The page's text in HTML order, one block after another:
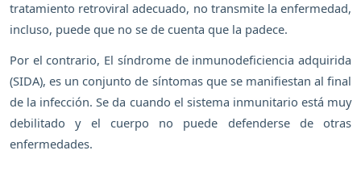
tratamiento retroviral adecuado, no transmite la enfermedad,
incluso, puede que no se de cuenta que la padece.
Por el contrario, El síndrome de inmunodeficiencia adquirida
(SIDA), es un conjunto de síntomas que se manifiestan al final
de la infección. Se da cuando el sistema inmunitario está muy
debilitado y el cuerpo no puede defenderse de otras
enfermedades.